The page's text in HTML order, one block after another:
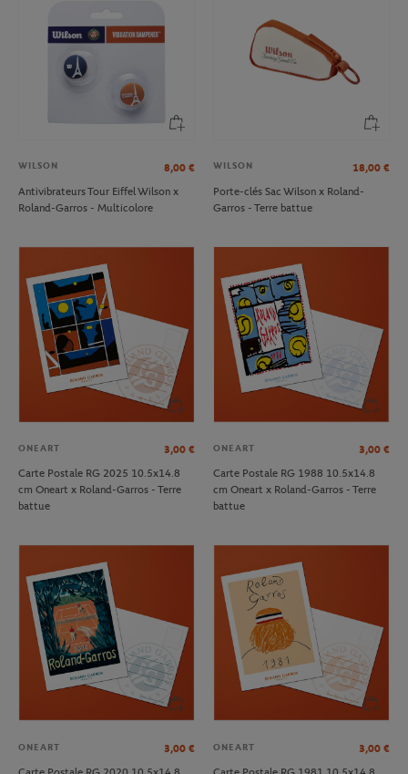
WILSON 8,00 €
Antivibrateurs Tour Eiffel Wilson x
Roland-Garros - Multicolore
WILSON 18,00 €
Porte-clés Sac Wilson x Roland-
Garros - Terre battue
ONEART 3,00 €
Carte Postale RG 2025 10.5x14.8
cm Oneart x Roland-Garros - Terre
battue
ONEART 3,00 €
Carte Postale RG 1988 10.5x14.8
cm Oneart x Roland-Garros - Terre
battue
ONEART 3,00 €
ONEART 3,00 €